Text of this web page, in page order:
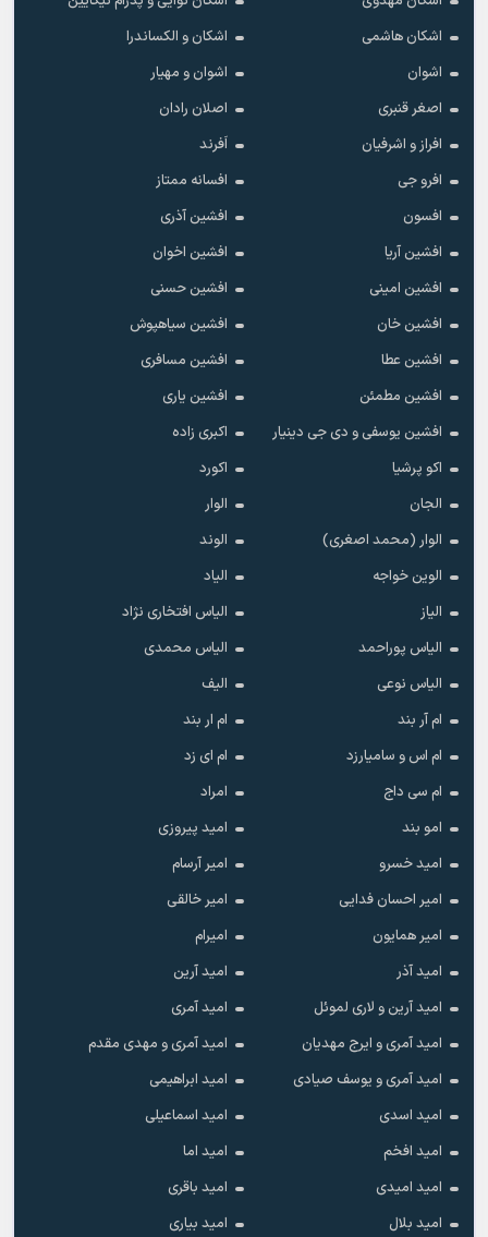
اشکان هاشمی
اشکان و الکساندرا
اشوان
اشوان و مهیار
اصغر قنبری
اصلان رادان
افراز و اشرفیان
اَفرند
افرو جی
افسانه ممتاز
افسون
افشین آذری
افشین آریا
افشین اخوان
افشین امینی
افشین حسنی
افشین خان
افشین سیاهپوش
افشین عطا
افشین مسافری
افشین مطمئن
افشین یاری
افشین یوسفی و دی جی دینیار
اکبری زاده
اکو پرشیا
اکورد
الجان
الوار
الوار (محمد اصغری)
الوند
الوین خواجه
الیاد
الیاز
الیاس افتخاری نژاد
الیاس پوراحمد
الیاس محمدی
الیاس نوعی
الیف
ام آر بند
ام ار بند
ام اس و سامیارزد
ام ای زد
ام سی داج
امراد
امو بند
امید پیروزی
امید خسرو
امیر آرسام
امیر احسان فدایی
امیر خالقى
امیر همایون
امیرام
امید آذر
امید آرین
امید آرین و لاری لموئل
امید آمری
امید آمری و ایرج مهدیان
امید آمری و مهدی مقدم
امید آمری و یوسف صیادی
امید ابراهیمی
امید اسدی
امید اسماعیلی
امید افخم
امید اما
امید امیدی
امید باقری
امید بلال
امید بیاری